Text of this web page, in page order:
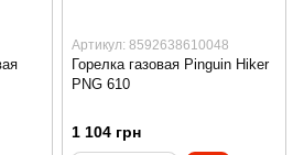
Артикул: 8592638610048
Горелка газовая Pinguin Hiker
PNG 610
1 104 грн